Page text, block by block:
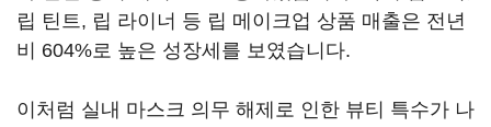
립 틴트, 립 라이너 등 립 메이크업 상품 매출은 전년
비 604%로 높은 성장세를 보였습니다.
이처럼 실내 마스크 의무 해제로 인한 뷰티 특수가 나